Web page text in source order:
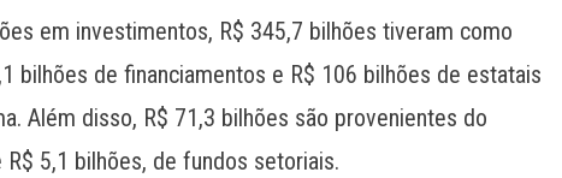
em investimentos, R$ 345,7 bilhões tiveram como
bilhões de financiamentos e R$ 106 bilhões de estatais
Além disso, R$ 71,3 bilhões são provenientes do
R$ 5,1 bilhões, de fundos setoriais.